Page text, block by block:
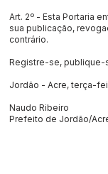
Art. 2º - Esta Portaria
sua publicação,
contrário.
Registre-se, publique-
Jordão - Acre, terça-
Naudo Ribeiro
Prefeito de Jordão/